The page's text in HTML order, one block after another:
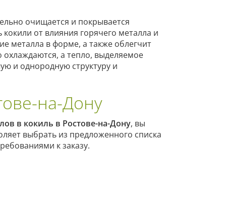
очищается и покрывается
от влияния горячего металла и
металла в форме, а также облегчит
охлаждаются, а тепло, выделяемое
и однородную структуру и
на-Дону
в кокиль в Ростове-на-Дону, вы
выбрать из предложенного списка
к заказу.